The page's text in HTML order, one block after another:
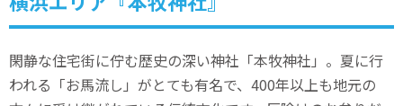
閑静な住宅街に佇む歴史の深い神社「本牧神社」。夏に行
われる「お馬流し」がとても有名で、400年以上も地元の